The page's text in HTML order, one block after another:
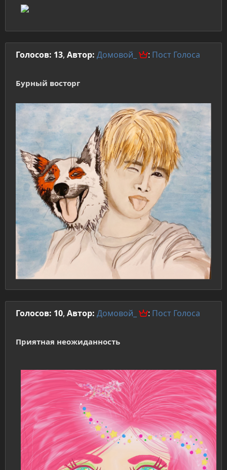
Голосов: 13, Автор: Домовой_ : Пост Голоса
Бурный восторг
Голосов: 10, Автор: Домовой_ : Пост Голоса
Приятная неожиданность